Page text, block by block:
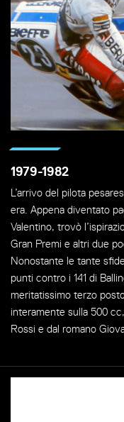
1979-1982
L’arrivo del pilota
era. Appena diventato
Valentino, trovò
Gran Premi e altri due
Nonostante le tante
punti contro i 141 di
meritatissimo terzo
interamente sulla 500
Rossi e dal romano